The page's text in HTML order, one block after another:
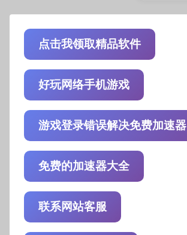
点击我领取精品软件
好玩网络手机游戏
游戏登录错误解决免费加速器
免费的加速器大全
联系网站客服